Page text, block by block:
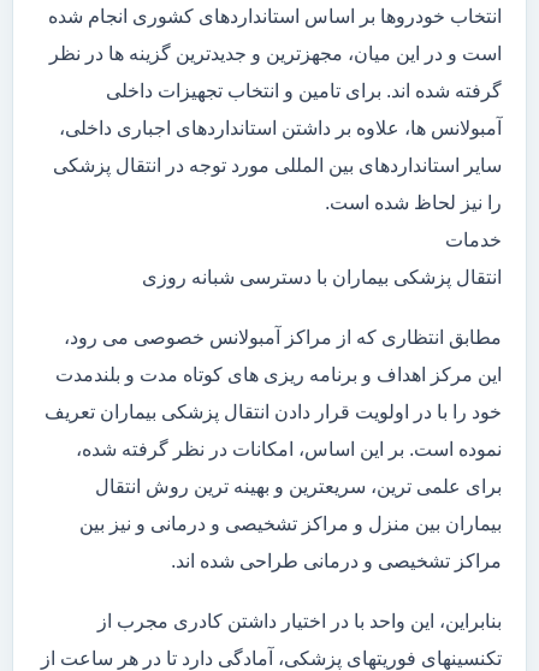
انتخاب خودروها بر اساس استانداردهای کشوری انجام شده
است و در این میان، مجهزترین و جدیدترین گزینه ها در نظر
گرفته شده اند. برای تامین و انتخاب تجهیزات داخلی
آمبولانس ها، علاوه بر داشتن استانداردهای اجباری داخلی،
سایر استانداردهای بین المللی مورد توجه در انتقال پزشکی
را نیز لحاظ شده است.
خدمات
انتقال پزشکی بیماران با دسترسی شبانه روزی
مطابق انتظاری که از مراکز آمبولانس خصوصی می رود،
این مرکز اهداف و برنامه ریزی های کوتاه مدت و بلندمدت
خود را با در اولویت قرار دادن انتقال پزشکی بیماران تعریف
نموده است. بر این اساس، امکانات در نظر گرفته شده،
برای علمی ترین، سریعترین و بهینه ترین روش انتقال
بیماران بین منزل و مراکز تشخیصی و درمانی و نیز بین
مراکز تشخیصی و درمانی طراحی شده اند.
بنابراین، این واحد با در اختیار داشتن کادری مجرب از
تکنسینهای فوریتهای پزشکی، آمادگی دارد تا در هر ساعت از